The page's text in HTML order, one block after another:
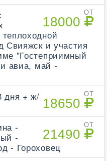
ОТ
18000
Свияжск и участия
"Гостеприимный
авиа, май -
ОТ
18650
дня + ж/
ОТ
21490
-
-
- Гороховец